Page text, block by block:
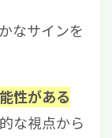
なサインを
性がある
な視点から